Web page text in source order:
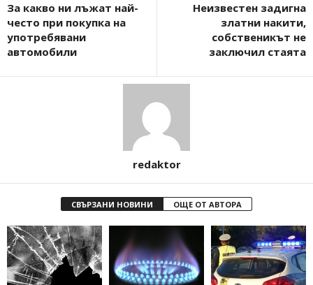
За какво ни лъжат най-
често при покупка на
употребявани
автомобили
Неизвестен задигна
златни накити,
собственикът не
заключил стаята
redaktor
СВЪРЗАНИ НОВИНИ ОЩЕ ОТ АВТОРА